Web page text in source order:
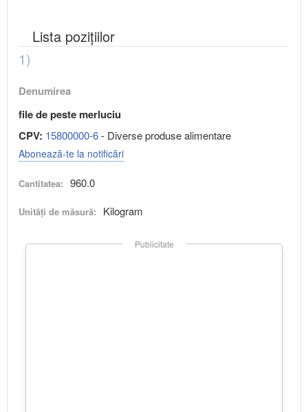
Lista pozițiilor
1)
Denumirea
file de peste merluciu
CPV: 15800000-6- Diverse produse alimentare
Abonează-te la notificări
Cantitatea: 960.0
Unități de măsură: Kilogram
Publicitate